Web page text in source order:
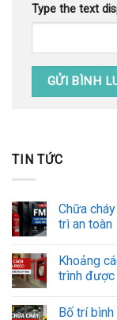
Type the text
TIN TỨC
Chữa
trì an toàn
Khoảng
trình được
Bố trí